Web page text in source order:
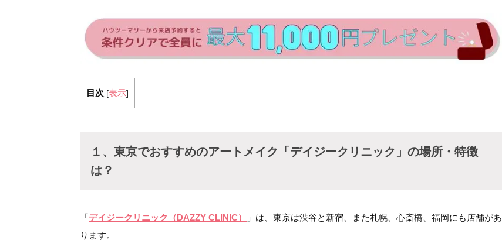
目次 [表示]
１、東京でおすすめのアートメイク「デイジークリニック」の場所・特徴
は？
「デイジークリニック（DAZZY CLINIC）
」は、東京は渋谷と新宿、また札幌、心斎橋、福岡にも店舗があ
ります。